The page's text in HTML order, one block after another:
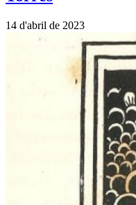
14 d'abril de 2023